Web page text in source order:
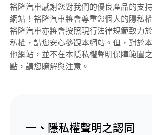
裕隆汽車感謝您對我們的優良產品的支
網站！裕隆汽車將會尊重您個人的隱私
裕隆汽車亦將會按照現行法律規範致力
私權，請您安心參觀本網站。但，對於
他網站，並不在本隱私權聲明保障範圍
點，請您瞭解與注意。
一、隱私權聲明之認同